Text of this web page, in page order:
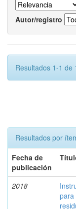
Autor/registro
Resultados 1-1 de
Resultados por
Fecha de
publicación
2018
para